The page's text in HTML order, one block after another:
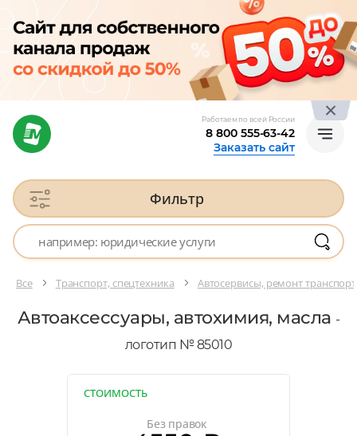
Работаем по всей России
8 800 555-63-42
Заказать сайт
Фильтр
Все Транспорт, спецтехника Автосервисы, ремонт
Автоаксессуары, автохимия, масла -
логотип № 85010
СТОИМОСТЬ
Без правок